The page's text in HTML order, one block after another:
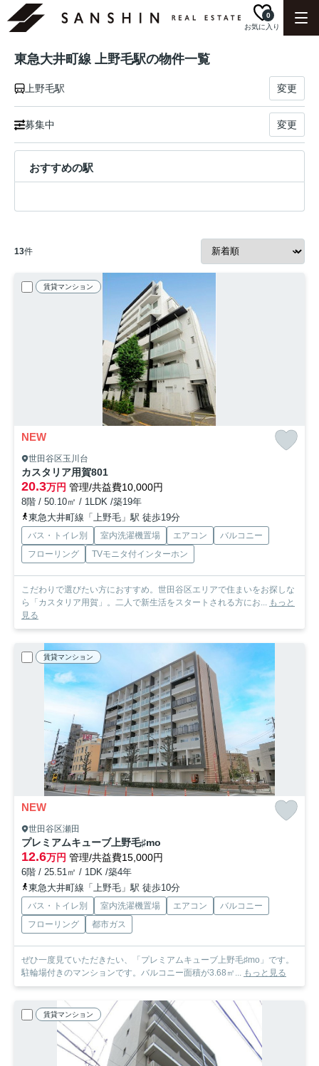
お気に入り
0
東急大井町線 上野毛駅の物件一覧
上野毛駅 変更
募集中 変更
おすすめの駅
13件
賃貸マンション
NEW
世田谷区玉川台
カスタリア用賀801
20.3万円 管理/共益費10,000円
8階 / 50.10㎡ / 1LDK /築19年
東急大井町線「上野毛」駅 徒歩19分
バス・トイレ別 室内洗濯機置場 エアコン
バルコニー
フローリング
TVモニタ付インターホン
こだわりで選びたい方におすすめ。世田谷区エリアで住まいをお探しな
ら「カスタリア用賀」。二人で新生活をスタートされる方にお... もっと
見る
賃貸マンション
NEW
世田谷区瀬田
プレミアムキューブ上野毛♯mo
12.6万円 管理/共益費15,000円
6階 / 25.51㎡ / 1DK /築4年
東急大井町線「上野毛」駅 徒歩10分
バス・トイレ別 室内洗濯機置場 エアコン
バルコニー
フローリング
都市ガス
ぜひ一度見ていただきたい、「プレミアムキューブ上野毛♯mo」です。
駐輪場付きのマンションです。バルコニー面積が3.68㎡... もっと見る
賃貸マンション